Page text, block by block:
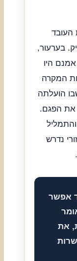
העובד
בערעור,
היו
המקרה
הועלתה
את הפגם.
נדרש
אפשר
את